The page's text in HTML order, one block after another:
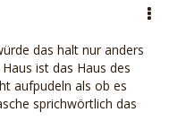
das halt nur anders
ist das Haus des
aufpudeln als ob es
sprichwörtlich das